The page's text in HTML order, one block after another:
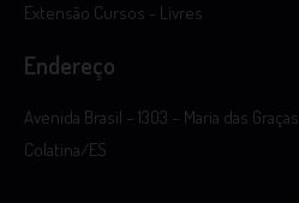
Extensão Cursos - Livres
Endereço
Avenida Brasil – 1303 – Maria das Graças
Colatina/ES